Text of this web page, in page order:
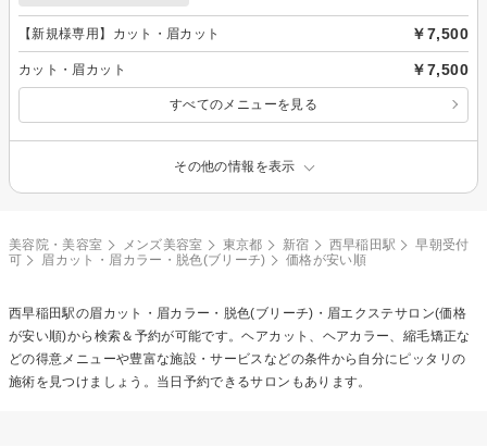
【新規様専用】カット・眉カット ￥7,500
カット・眉カット ￥7,500
すべてのメニューを見る
その他の情報を表示
美容院・美容室 メンズ美容室 東京都 新宿 西早稲田駅
早朝受付
可
眉カット・眉カラー・脱色(ブリーチ) 価格が安い順
西早稲田駅の眉カット・眉カラー・脱色(ブリーチ)・眉エクステサロン(価格
が安い順)から検索＆予約が可能です。ヘアカット、ヘアカラー、縮毛矯正な
どの得意メニューや豊富な施設・サービスなどの条件から自分にピッタリの
施術を見つけましょう。当日予約できるサロンもあります。